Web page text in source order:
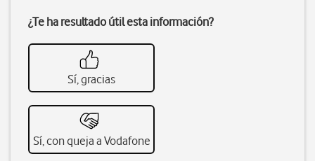
¿Te ha resultado útil esta información?
Sí, gracias
Sí, con queja a Vodafone